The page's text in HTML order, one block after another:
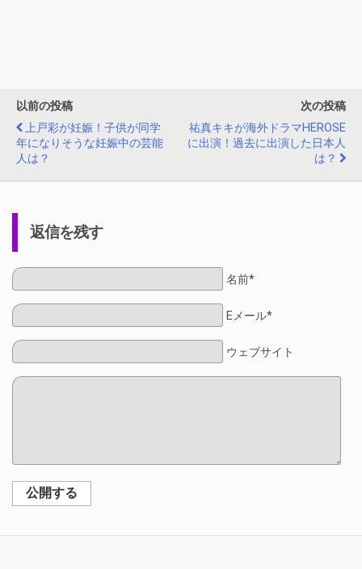
以前の投稿
上戸彩が妊娠！子供が同学
年になりそうな妊娠中の芸能
人は？
次の投稿
祐真キキが海外ドラマHEROSE
に出演！過去に出演した日本人
は？
返信を残す
名前*
Eメール*
ウェブサイト
公開する